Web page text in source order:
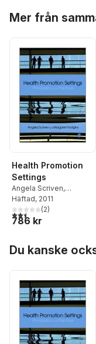
Mer från
Health Promotion
Settings
Angela Scriven,
Margaret Hodgins
Häftad, 2011
2,5utav 5 stjärnor. Totalt
(2)
786 kr
Du kanske